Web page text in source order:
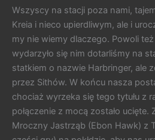
Wszyscy na stacji poza nami,
Kreia i nieco upierdliwym, ale i
my nie wiemy dlaczego. Powoli
wydarzyło się nim dotarliśmy na
statkiem o nazwie Harbringer, ale
przez Sithów. W końcu nasza
chociaż wyrzeka się tego tytułu z
połączenie z mocą zostało ucięte.
Mroczny Jastrząb (Ebon Hawk) z